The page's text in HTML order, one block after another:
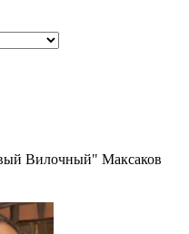
Вилочный" Максаков